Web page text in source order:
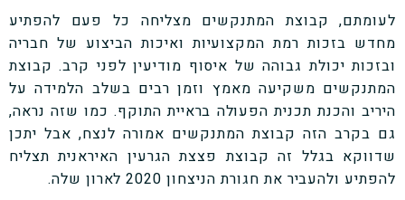
לעומתם, קבוצת המתנקשים מצליחה כל פעם להפתיע
מחדש בזכות רמת המקצועיות ואיכות הביצוע של חבריה
ובזכות יכולת גבוהה של איסוף מודיעין לפני קרב. קבוצת
המתנקשים משקיעה מאמץ וזמן רבים בשלב הלמידה על
היריב והכנת תכנית הפעולה בראיית התוקף. כמו שזה נראה,
גם בקרב הזה קבוצת המתנקשים אמורה לנצח, אבל יתכן
שדווקא בגלל זה קבוצת פצצת הגרעין האיראנית תצליח
להפתיע ולהעביר את חגורת הניצחון 2020 לארון שלה.